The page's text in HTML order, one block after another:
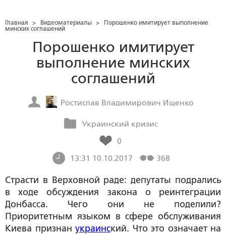
Главная > Видеоматериалы >
Порошенко имитирует выполнение
минских соглашений
Порошенко имитирует
выполнение минских
соглашений
Ростислав Владимирович Ищенко
Украинский кризис
0
13:31 10.10.2017
368
Страсти в Верховной раде: депутаты подрались
в ходе обсуждения закона о реинтеграции
Донбасса. Чего они не поделили?
Приоритетным языком в сфере обслуживания
Киева признан украинский. Что это означает на